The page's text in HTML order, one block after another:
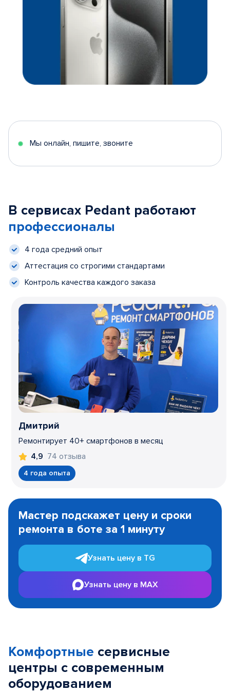
Мы онлайн, пишите, звоните
В сервисах Pedant работают
профессионалы
4 года средний опыт
Аттестация со строгими стандартами
Контроль качества каждого заказа
Дмитрий
Ремонтирует 40+ смартфонов в месяц
4,9 74 отзыва
4 года опыта
1
Мастер подскажет цену и сроки
ремонта в боте за 1 минуту
Узнать цену в TG
Узнать цену в MAX
Комфортные сервисные
центры с современным
оборудованием